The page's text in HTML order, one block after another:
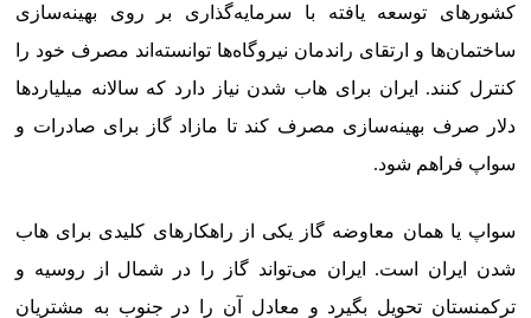
کشورهای توسعه یافته با سرمایه‌گذاری بر روی بهینه‌سازی
ساختمان‌ها و ارتقای راندمان نیروگاه‌ها توانسته‌اند مصرف خود را
کنترل کنند. ایران برای هاب شدن نیاز دارد که سالانه میلیاردها
دلار صرف بهینه‌سازی مصرف کند تا مازاد گاز برای صادرات و
سواپ فراهم شود.
سواپ یا همان معاوضه گاز یکی از راهکارهای کلیدی برای هاب
شدن ایران است. ایران می‌تواند گاز را در شمال از روسیه و
ترکمنستان تحویل بگیرد و معادل آن را در جنوب به مشتریان